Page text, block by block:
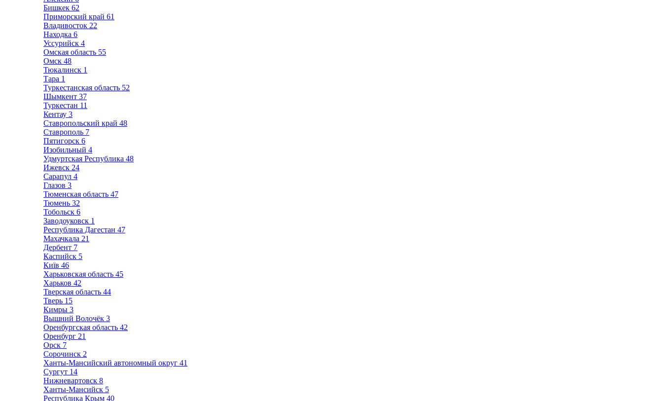
Бишкек 62
Приморский край 61
Владивосток 22
Находка 6
Уссурийск 4
Омская область 55
Омск 48
Тюкалинск 1
Тара 1
Туркестанская область 52
Шымкент 37
Туркестан 11
Кентау 3
Ставропольский край 48
Ставрополь 7
Пятигорск 6
Изобильный 4
Удмуртская Республика 48
Ижевск 24
Сарапул 4
Глазов 3
Тюменская область 47
Тюмень 32
Тобольск 6
Заводоуковск 1
Республика Дагестан 47
Махачкала 21
Дербент 7
Каспийск 5
Київ 46
Харьковская область 45
Харьков 42
Тверская область 44
Тверь 15
Кимры 3
Вышний Волочёк 3
Оренбургская область 42
Оренбург 21
Орск 7
Сорочинск 2
Ханты-Мансийский автономный округ 41
Сургут 14
Нижневартовск 8
Ханты-Мансийск 5
Республика Крым 40